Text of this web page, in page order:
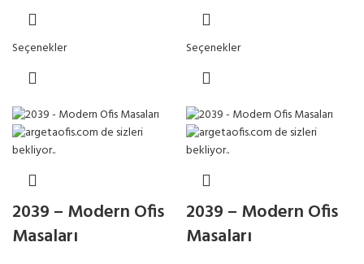
Seçenekler Seçenekler
2039 – Modern Ofis
Masaları
2039 – Modern Ofis
Masaları